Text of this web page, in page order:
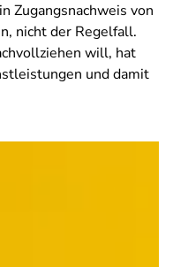
Zugangsnachweis von
nicht der Regelfall.
will, hat
und damit